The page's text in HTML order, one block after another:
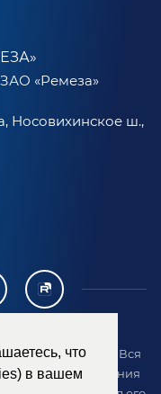
что
в вашем
«Ремеза»
Носовихинское ш.,
права защищены. Вся
предоставления